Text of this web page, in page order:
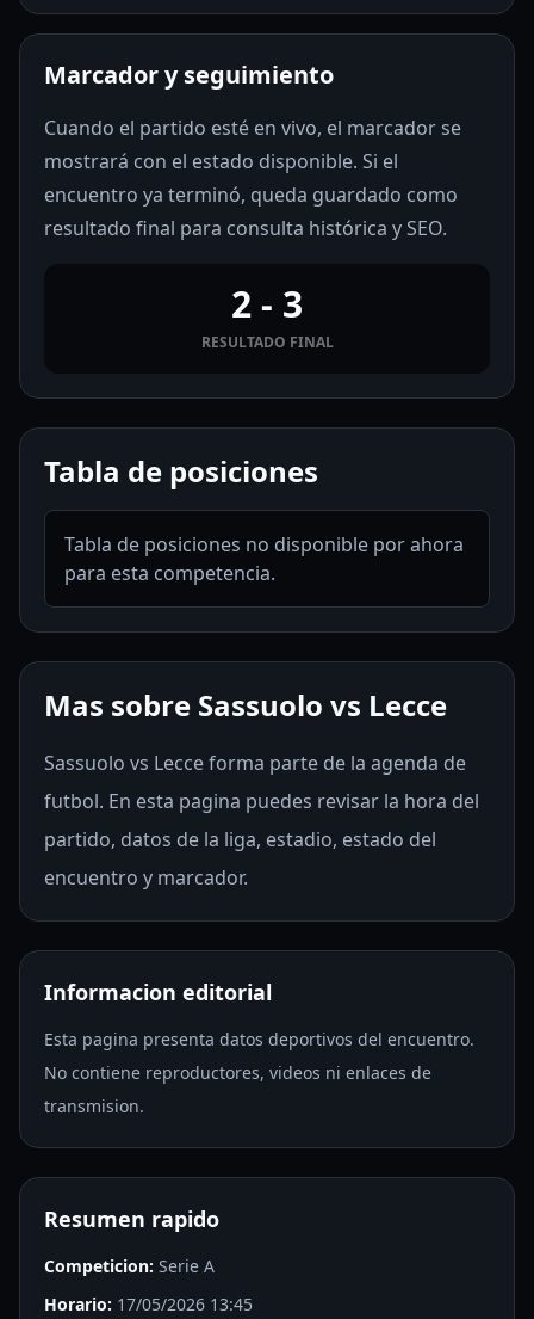
Marcador y seguimiento
Cuando el partido esté en vivo, el marcador se
mostrará con el estado disponible. Si el
encuentro ya terminó, queda guardado como
resultado final para consulta histórica y SEO.
2 - 3
RESULTADO FINAL
Tabla de posiciones
Tabla de posiciones no disponible por ahora
para esta competencia.
Mas sobre Sassuolo vs Lecce
Sassuolo vs Lecce forma parte de la agenda de
futbol. En esta pagina puedes revisar la hora del
partido, datos de la liga, estadio, estado del
encuentro y marcador.
Informacion editorial
Esta pagina presenta datos deportivos del encuentro.
No contiene reproductores, videos ni enlaces de
transmision.
Resumen rapido
Competicion: Serie A
Horario: 17/05/2026 13:45